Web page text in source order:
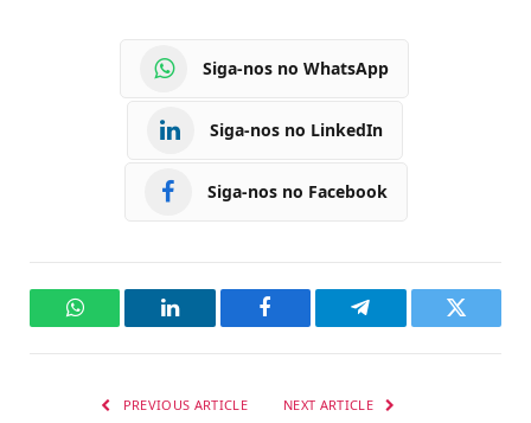
Siga-nos no WhatsApp
Siga-nos no LinkedIn
Siga-nos no Facebook
WhatsAppLinkedIn Facebook Telegram Twitter
PREVIOUS ARTICLE NEXT ARTICLE